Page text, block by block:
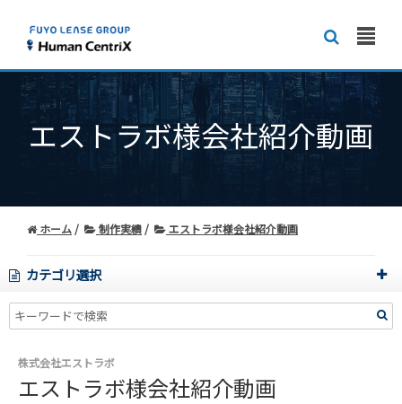
エストラボ様会社紹介動画
ホーム 制作実績 エストラボ様会社紹介動画
カテゴリ選択
株式会社エストラボ
エストラボ様会社紹介動画